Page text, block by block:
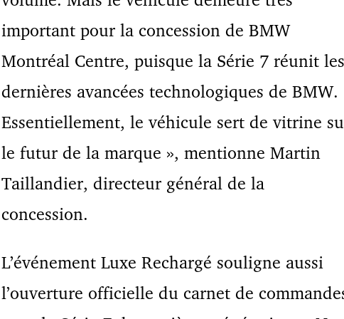
important pour la concession de BMW
Montréal Centre, puisque la Série 7 réunit les
dernières avancées technologiques de BMW.
Essentiellement, le véhicule sert de vitrine
le futur de la marque », mentionne Martin
Taillandier, directeur général de la
concession.
L’événement Luxe Rechargé souligne aussi
l’ouverture officielle du carnet de